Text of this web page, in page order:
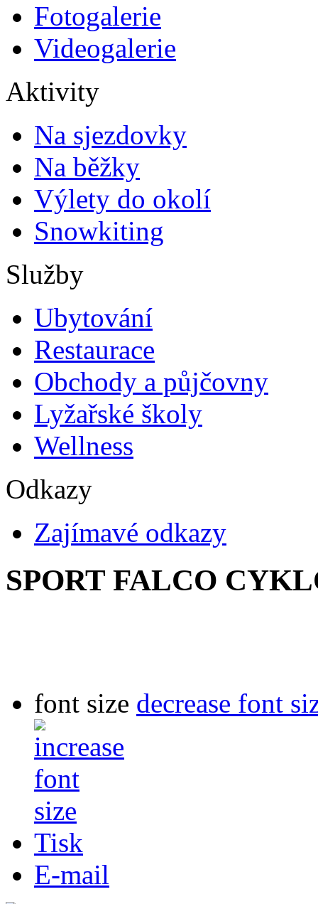
Fotogalerie
Videogalerie
Aktivity
Na sjezdovky
Na běžky
Výlety do okolí
Snowkiting
Služby
Ubytování
Restaurace
Obchody a půjčovny
Lyžařské školy
Wellness
Odkazy
Zajímavé odkazy
SPORT FALCO
font size decrease font
Tisk
E-mail